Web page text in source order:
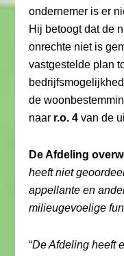
ondernemer is er
Hij betoogt dat de
onrechte niet is
vastgestelde plan
de
naar r.o. 4 van de
De Afdeling
heeft niet
appellante en
milieugevoelige
“De Afdeling heeft